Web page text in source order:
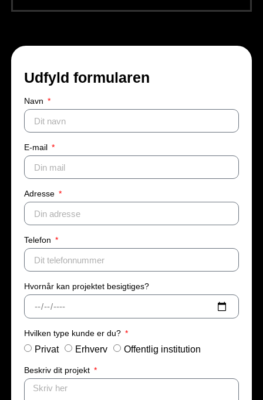
Udfyld formularen
Navn
E-mail
Adresse
Telefon
Hvornår kan projektet besigtiges?
Hvilken type kunde er du?
Privat Erhverv Offentlig institution
Beskriv dit projekt